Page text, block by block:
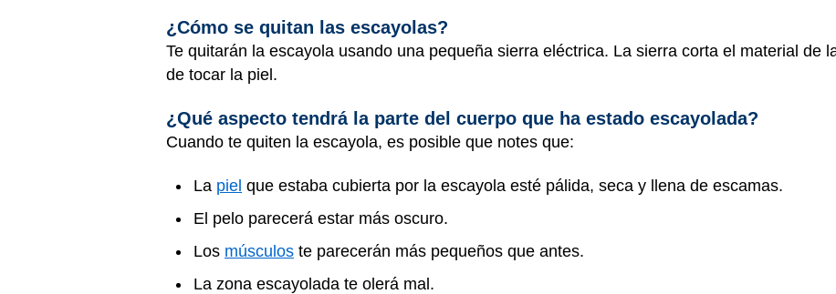
¿Cómo se quitan las escayolas?
Te quitarán la escayola usando una pequeña sierra eléctrica. La sierra corta el material de
de tocar la piel.
¿Qué aspecto tendrá la parte del cuerpo que ha estado escayolada?
Cuando te quiten la escayola, es posible que notes que:
La piel que estaba cubierta por la escayola esté pálida, seca y llena de escamas.
El pelo parecerá estar más oscuro.
Los músculos te parecerán más pequeños que antes.
La zona escayolada te olerá mal.